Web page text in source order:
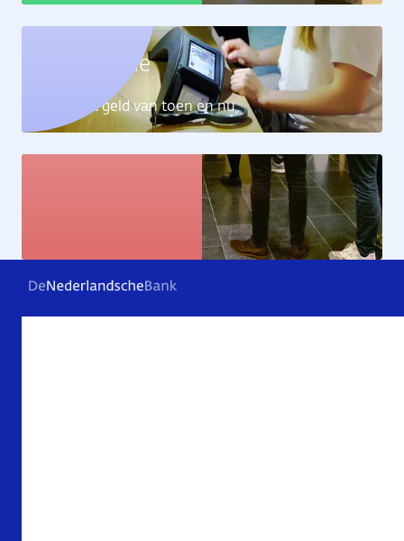
Geldcollectie
Ontdek het geld van toen en nu